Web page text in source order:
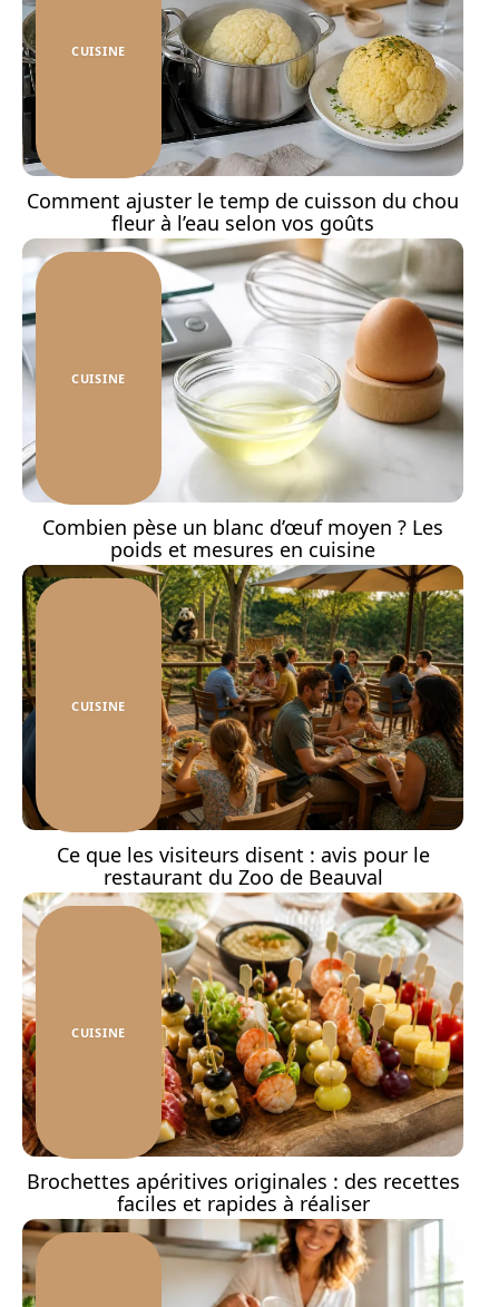
CUISINE
Comment ajuster le temp de cuisson du chou
fleur à l’eau selon vos goûts
CUISINE
Combien pèse un blanc d’œuf moyen ? Les
poids et mesures en cuisine
CUISINE
Ce que les visiteurs disent : avis pour le
restaurant du Zoo de Beauval
CUISINE
Brochettes apéritives originales : des recettes
faciles et rapides à réaliser